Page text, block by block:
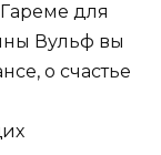
для
Вульф вы
о счастье